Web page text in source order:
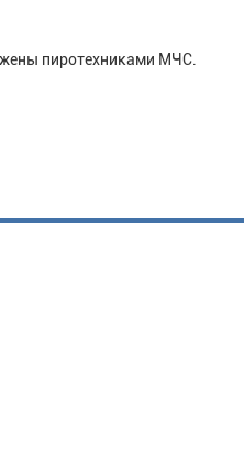
пиротехниками МЧС.